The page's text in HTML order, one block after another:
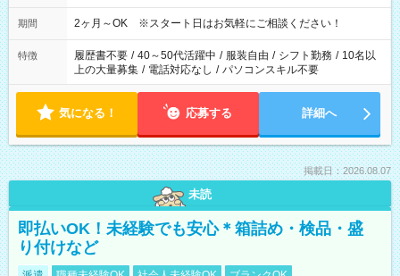
期間 2ヶ月～OK ※スタート日はお気軽にご相談ください！
特徴 履歴書不要 / 40～50代活躍中 / 服装自由 / シフト勤務 / 10名以
上の大量募集 / 電話対応なし / パソコンスキル不要
気になる！ 応募する 詳細へ
掲載日：2026.08.07
未読
即払いOK！未経験でも安心＊箱詰め・検品・盛
り付けなど